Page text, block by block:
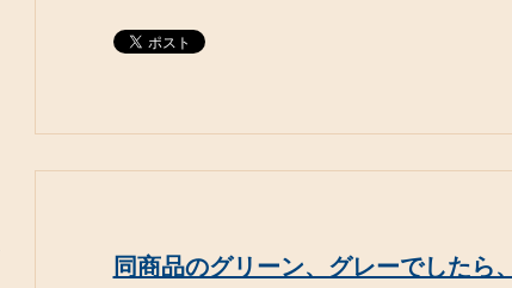
同商品のグリーン、グレーでしたら